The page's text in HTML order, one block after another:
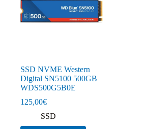
SSD NVME Western
Digital SN5100 500GB
WDS500G5B0E
125,00€
SSD